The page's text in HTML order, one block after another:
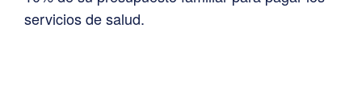
servicios de salud.